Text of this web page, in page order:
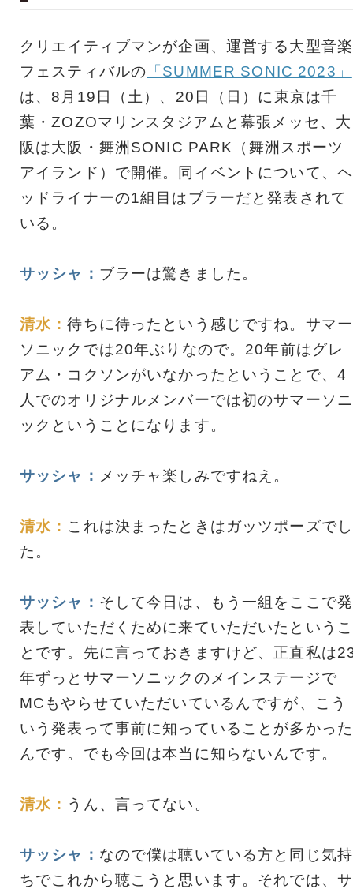
クリエイティブマンが企画、運営する大型音楽
フェスティバルの 「SUMMER SONIC 2023」
は、8月19日（土）、20日（日）に東京は千
葉・ZOZOマリンスタジアムと幕張メッセ、大
阪は大阪・舞洲SONIC PARK（舞洲スポーツ
アイランド）で開催。同イベントについて、ヘ
ッドライナーの1組目はブラーだと発表されて
いる。
サッシャ： ブラーは驚きました。
清水：待ちに待ったという感じですね。サマー
ソニックでは20年ぶりなので。20年前はグレ
アム・コクソンがいなかったということで、4
人でのオリジナルメンバーでは初のサマーソニ
ックということになります。
サッシャ： メッチャ楽しみですねえ。
清水： これは決まったときはガッツポーズでし
た。
サッシャ： そして今日は、もう一組をここで発
表していただくために来ていただいたというこ
とです。先に言っておきますけど、正直私は
年ずっとサマーソニックのメインステージで
MCもやらせていただいているんですが、こう
いう発表って事前に知っていることが多かった
んです。でも今回は本当に知らないんです。
清水： うん、言ってない。
サッシャ： なので僕は聴いている方と同じ気持
ちでこれから聴こうと思います。それでは、サ